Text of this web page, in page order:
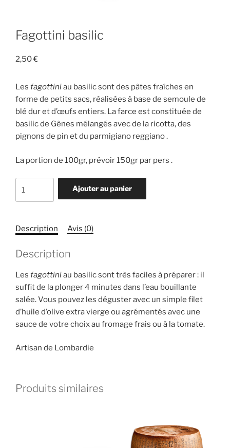
Fagottini basilic
2,50€
Les fagottiniau basilic sont des pâtes fraîches en
forme de petits sacs, réalisées à base de semoule de
blé dur et d’œufs entiers. La farce est constituée de
basilic de Gênes mélangés avec de la ricotta, des
pignons de pin et du parmigiano reggiano .
La portion de 100gr, prévoir 150gr par pers .
Ajouter au panier
Description Avis (0)
Description
Les fagottiniau basilic sont très faciles à préparer : il
suffit de la plonger 4 minutes dans l’eau bouillante
salée. Vous pouvez les déguster avec un simple filet
d’huile d’olive extra vierge ou agrémentés avec une
sauce de votre choix au fromage frais ou à la tomate.
Artisan de Lombardie
Produits similaires